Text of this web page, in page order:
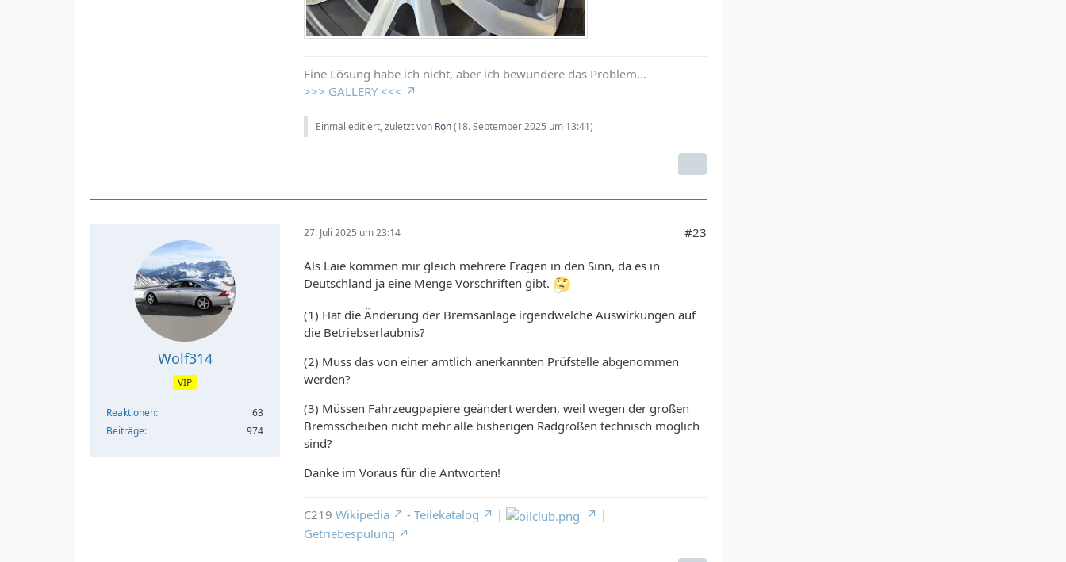
Eine Lösung habe ich nicht, aber ich bewundere das Problem...
>>> GALLERY <<<
Einmal editiert, zuletzt von Ron(18. September 2025 um 13:41)
Wolf314
VIP
Reaktionen
63
Beiträge
974
27. Juli 2025 um 23:14 #23
Als Laie kommen mir gleich mehrere Fragen in den Sinn, da es in
Deutschland ja eine Menge Vorschriften gibt.
(1) Hat die Änderung der Bremsanlage irgendwelche Auswirkungen auf
die Betriebserlaubnis?
(2) Muss das von einer amtlich anerkannten Prüfstelle abgenommen
werden?
(3) Müssen Fahrzeugpapiere geändert werden, weil wegen der großen
Bremsscheiben nicht mehr alle bisherigen Radgrößen technisch möglich
sind?
Danke im Voraus für die Antworten!
C219 Wikipedia - Teilekatalog |
|
Getriebespülung